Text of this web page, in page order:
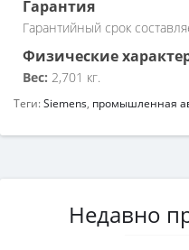
Гарантия
Гарантийный срок
Физические
Вес: 2,701 кг.
Теги:Siemens, промышленная
Недавно